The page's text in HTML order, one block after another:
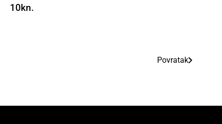
10kn.
Povratak